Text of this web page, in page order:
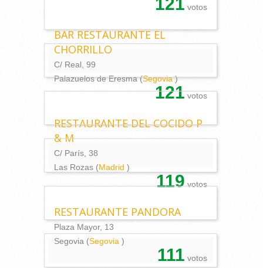
votos
BAR RESTAURANTE EL
CHORRILLO
C/ Real, 99
Palazuelos de Eresma (Segovia )
121 votos
RESTAURANTE DEL COCIDO P
& M
C/ París, 38
Las Rozas (Madrid )
119votos
RESTAURANTE PANDORA
Plaza Mayor, 13
Segovia (Segovia )
111 votos